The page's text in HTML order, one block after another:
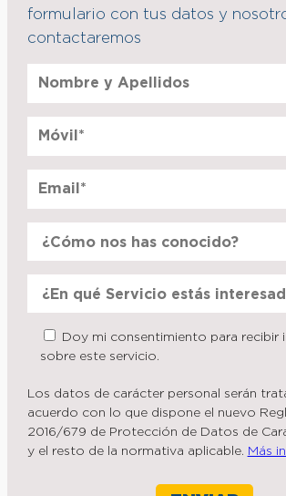
formulario con tus datos y
contactaremos
Doy mi consentimiento para recibir
sobre este servicio.
Los datos de carácter personal serán
acuerdo con lo que dispone el nuevo
2016/679 de Protección de Datos de
y el resto de la normativa aplicable. Más